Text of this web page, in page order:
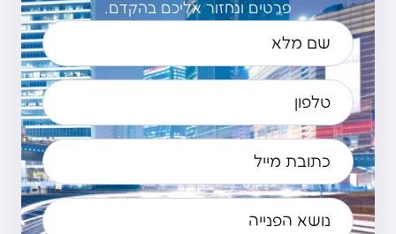
פרטים ונחזור אליכם בהקדם.